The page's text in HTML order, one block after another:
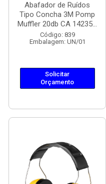
Abafador de Ruídos
Tipo Concha 3M Pomp
Muffler 20db CA 14235...
Código: 839
Embalagem: UN/01
Solicitar
Orçamento